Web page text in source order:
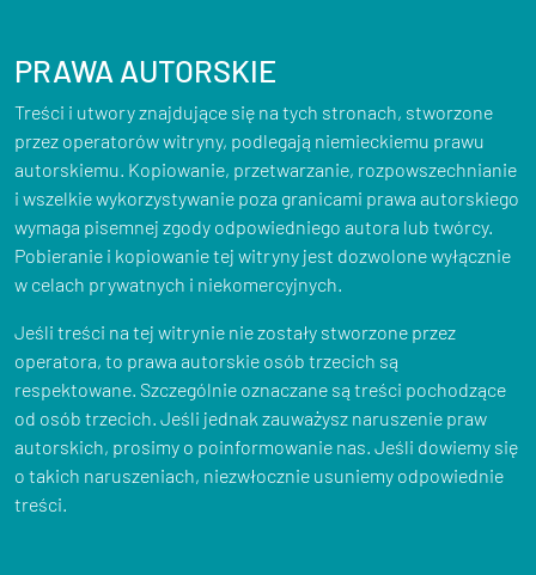
PRAWA AUTORSKIE
Treści i utwory znajdujące się na tych stronach, stworzone
przez operatorów witryny, podlegają niemieckiemu prawu
autorskiemu. Kopiowanie, przetwarzanie, rozpowszechnianie
i wszelkie wykorzystywanie poza granicami prawa autorskiego
wymaga pisemnej zgody odpowiedniego autora lub twórcy.
Pobieranie i kopiowanie tej witryny jest dozwolone wyłącznie
w celach prywatnych i niekomercyjnych.
Jeśli treści na tej witrynie nie zostały stworzone przez
operatora, to prawa autorskie osób trzecich są
respektowane. Szczególnie oznaczane są treści pochodzące
od osób trzecich. Jeśli jednak zauważysz naruszenie praw
autorskich, prosimy o poinformowanie nas. Jeśli dowiemy się
o takich naruszeniach, niezwłocznie usuniemy odpowiednie
treści.